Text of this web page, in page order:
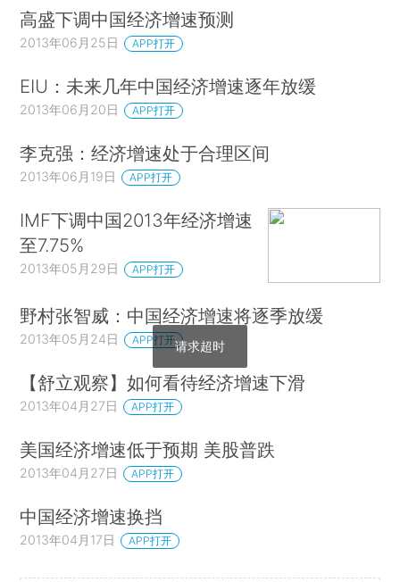
高盛下调中国经济增速预测
2013年06月25日 APP打开
EIU：未来几年中国经济增速逐年放缓
2013年06月20日 APP打开
李克强：经济增速处于合理区间
2013年06月19日 APP打开
IMF下调中国2013年经济增速
至7.75%
2013年05月29日 APP打开
野村张智威：中国经济增速将逐季放缓
2013年05月24日 APP打开
【舒立观察】如何看待经济增速下滑
2013年04月27日 APP打开
美国经济增速低于预期 美股普跌
2013年04月27日 APP打开
中国经济增速换挡
2013年04月17日 APP打开
请求超时